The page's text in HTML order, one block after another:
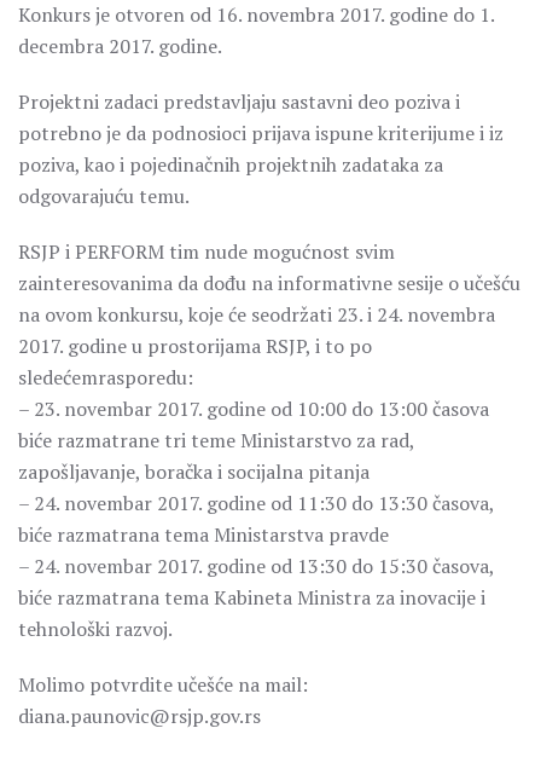
Konkurs je otvoren od 16. novembra 2017. godine do 1.
decembra 2017. godine.
Projektni zadaci predstavljaju sastavni deo poziva i
potrebno je da podnosioci prijava ispune kriterijume i iz
poziva, kao i pojedinačnih projektnih zadataka za
odgovarajuću temu.
RSJP i PERFORM tim nude mogućnost svim
zainteresovanima da dođu na informativne sesije o učešću
na ovom konkursu, koje će seodržati 23. i 24. novembra
2017. godine u prostorijama RSJP, i to po
sledećemrasporedu:
– 23. novembar 2017. godine od 10:00 do 13:00 časova
biće razmatrane tri teme Ministarstvo za rad,
zapošljavanje, boračka i socijalna pitanja
– 24. novembar 2017. godine od 11:30 do 13:30 časova,
biće razmatrana tema Ministarstva pravde
– 24. novembar 2017. godine od 13:30 do 15:30 časova,
biće razmatrana tema Kabineta Ministra za inovacije i
tehnološki razvoj.
Molimo potvrdite učešće na mail:
diana.paunovic@rsjp.gov.rs